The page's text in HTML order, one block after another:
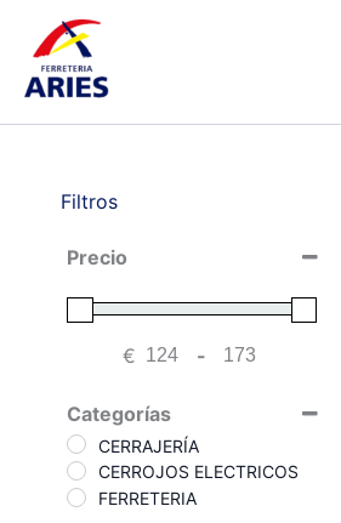
contenido
Filtros
Precio
€ Minimum Price
-Maximum Price
Categorías
CERRAJERÍA
CERROJOS ELECTRICOS
FERRETERIA